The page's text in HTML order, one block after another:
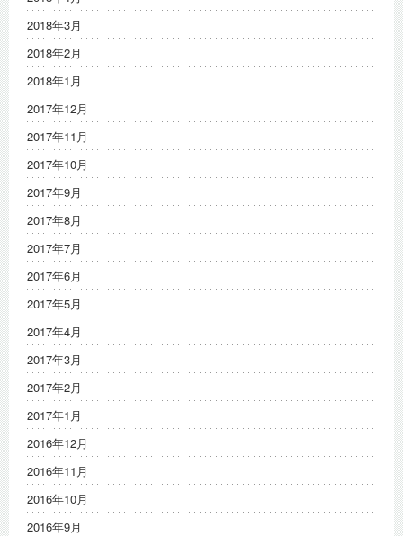
2018年3月
2018年2月
2018年1月
2017年12月
2017年11月
2017年10月
2017年9月
2017年8月
2017年7月
2017年6月
2017年5月
2017年4月
2017年3月
2017年2月
2017年1月
2016年12月
2016年11月
2016年10月
2016年9月